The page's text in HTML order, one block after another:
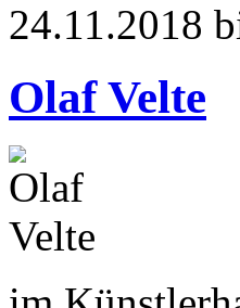
24.11.2018
Olaf Velte